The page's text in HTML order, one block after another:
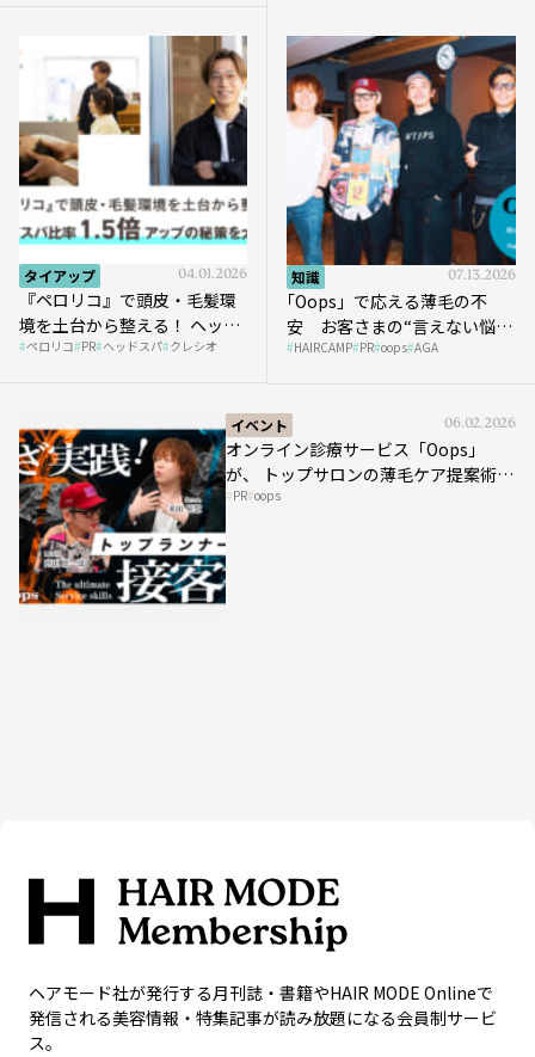
タイアップ 04.01.2026
『ペロリコ』で頭皮・毛髪環
境を土台から整える！ ヘッド
スパ比率1.5倍アップの秘策を
ペロリコ PR ヘッドスパ クレシオ
知識 07.13.2026
｢Oops」で応える薄毛の不
安 お客さまの“言えない悩
み”にどう向き合う？ ＃01
HAIRCAMP PR oops AGA
イベント 06.02.2026
オンライン診療サービス「Oops」
が、 トップサロンの薄毛ケア提案術を
HAIRCAMPで公開！
PR oops
ヘアモード社が発行する月刊誌・書籍やHAIR MODE Onlineで
発信される美容情報・特集記事が読み放題になる会員制サービ
ス。